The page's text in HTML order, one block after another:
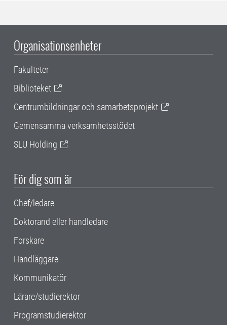
Organisationsenheter
Fakulteter
Biblioteket
Centrumbildningar och samarbetsprojekt
Gemensamma verksamhetsstödet
SLU Holding
För dig som är
Chef/ledare
Doktorand eller handledare
Forskare
Handläggare
Kommunikatör
Lärare/studierektor
Programstudierektor